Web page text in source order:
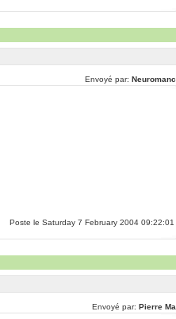
Envoyé par:
Poste le Saturday 7 February 2004 09:22:01
Envoyé par: Pierre